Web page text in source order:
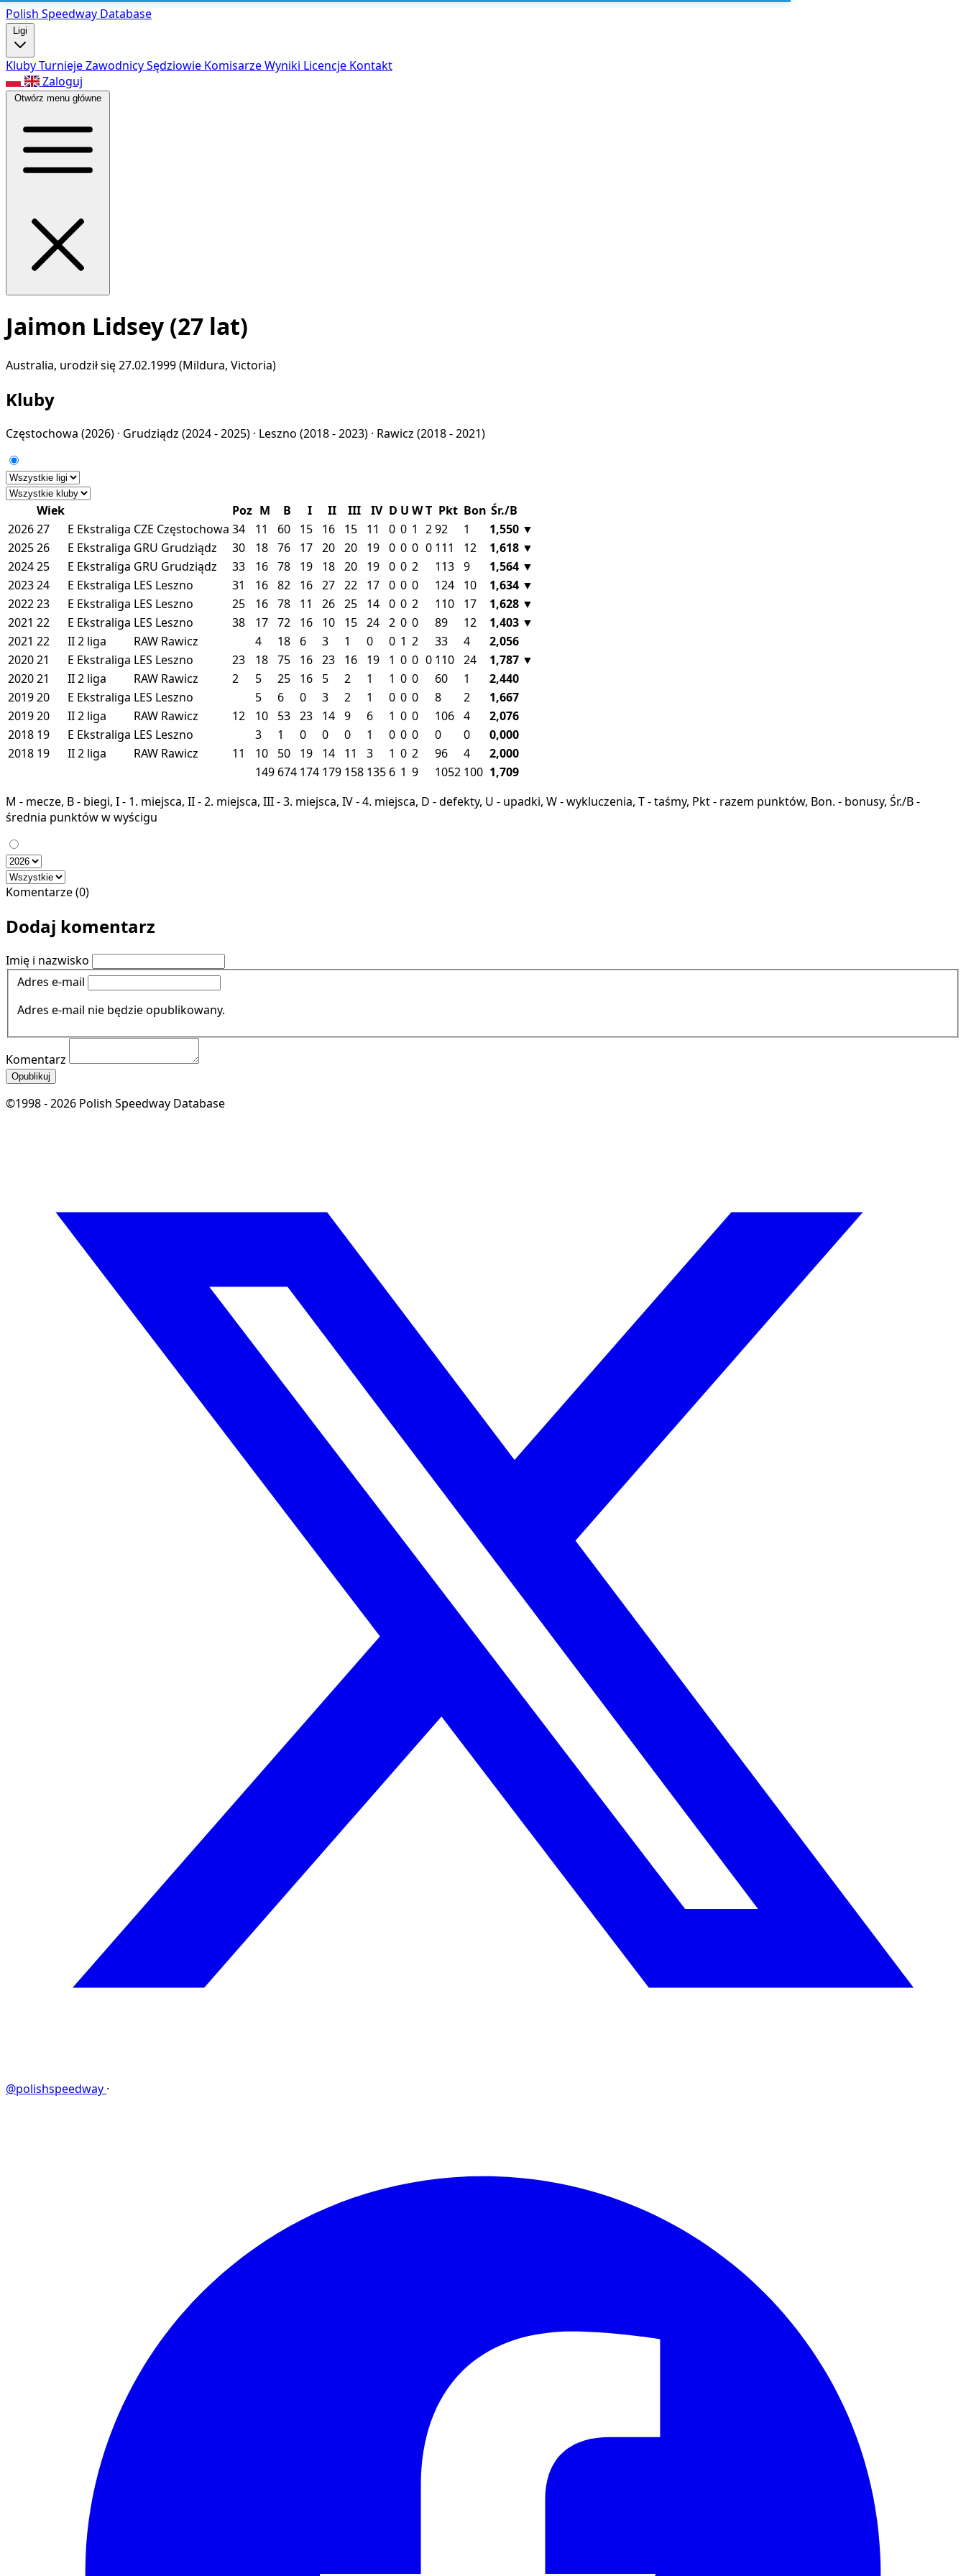
Polish Speedway Database
Ligi
KlubyTurniejeZawodnicySędziowie KomisarzeWyniki Licencje Kontakt
Zaloguj
Otwórz menu główne
Jaimon Lidsey (27 lat)
Australia, urodził się 27.02.1999 (Mildura, Victoria)
Kluby
Częstochowa (2026) · Grudziądz (2024 - 2025) · Leszno (2018 - 2023) · Rawicz (2018 - 2021)
Wiek Poz M B I II III IV D U WT Pkt Bon Śr./B
202627 E Ekstraliga CZE Częstochowa 34 11 60 15 16 15 11 0 0 1 292 1 1,550 ▼
202526 E Ekstraliga GRU Grudziądz 30 18 76 17 20 20 19 0 0 0 0 111 12 1,618 ▼
202425 E Ekstraliga GRU Grudziądz 33 16 78 19 18 20 19 0 0 2 113 9 1,564 ▼
202324 E Ekstraliga LES Leszno 31 16 82 16 27 22 17 0 0 0 124 10 1,634 ▼
202223 E Ekstraliga LES Leszno 25 16 78 11 26 25 14 0 0 2 110 17 1,628 ▼
2021 22 E Ekstraliga LES Leszno 38 17 72 16 10 15 24 2 0 0 89 12 1,403 ▼
2021 22 II2 liga RAW Rawicz 4 18 6 3 1 0 0 1 2 33 4
2,056
202021 E Ekstraliga LES Leszno 23 18 75 16 23 16 19 1 0 0 0 110 24 1,787 ▼
202021 II2 liga RAW Rawicz 2 5 25 16 5 2 1 1 0 0 60 1
2,440
201920 E Ekstraliga LES Leszno 5 6 0 3 2 1 0 0 0 8 2
1,667
201920 II2 liga RAW Rawicz 12 10 53 23 14 9 6 1 0 0 106 4
2,076
2018 19 E Ekstraliga LES Leszno 3 1 0 0 0 1 0 0 0 0 0
0,000
2018 19 II2 liga RAW Rawicz 11 10 50 19 14 11 3 1 0 2 96 4
2,000
149 674 174 179 158 135 6 1 9 1052 100 1,709
M - mecze, B - biegi, I - 1. miejsca, II - 2. miejsca, III - 3. miejsca, IV - 4. miejsca, D - defekty, U - upadki, W - wykluczenia, T - taśmy, Pkt - razem punktów, Bon. - bonusy, Śr./B -
średnia punktów w wyścigu
Komentarze (0)
Dodaj komentarz
Imię i nazwisko
Adres e-mail
Adres e-mail nie będzie opublikowany.
Komentarz
Opublikuj
©1998 - 2026 Polish Speedway Database
@polishspeedway ·